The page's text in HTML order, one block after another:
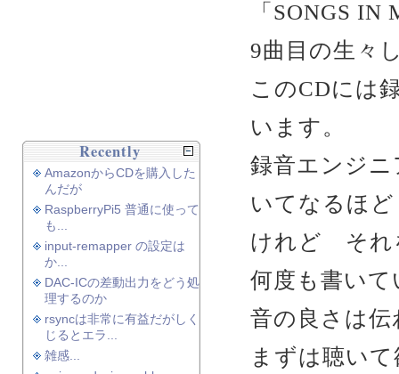
「SONGS IN
9曲目の生々
このCDには
います。
録音エンジ
いてなるほ
けれど それ
何度も書い
音の良さは
まずは聴い
Recently
AmazonからCDを購入した
んだが
RaspberryPi5 普通に使って
も...
input-remapper の設定は
か...
DAC-ICの差動出力をどう処
理するのか
rsyncは非常に有益だがしく
じるとエラ...
雑感...